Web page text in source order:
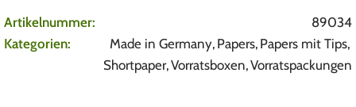
Artikelnummer:
89034
Kategorien:
Made in Germany, Papers, Papers mit Tips,
Shortpaper,Vorratsboxen,Vorratspackungen